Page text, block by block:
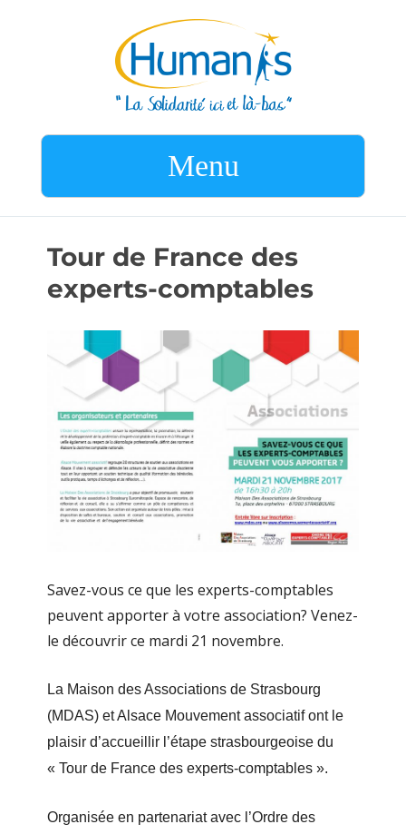
Menu
Tour de France des
experts-comptables
Savez-vous ce que les experts-comptables
peuvent apporter à votre association? Venez-
le découvrir ce mardi 21 novembre.
La Maison des Associations de Strasbourg
(MDAS) et Alsace Mouvement associatif ont le
plaisir d’accueillir l’étape strasbourgeoise du
« Tour de France des experts-comptables ».
Organisée en partenariat avec l’Ordre des